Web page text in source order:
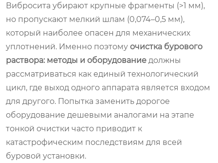
Вибросита убирают крупные фрагменты (>1 мм),
но пропускают мелкий шлам (0,074–0,5 мм),
который наиболее опасен для механических
уплотнений. Именно поэтому очистка бурового
раствора: методы и оборудование должны
рассматриваться как единый технологический
цикл, где выход одного аппарата является входом
для другого. Попытка заменить дорогое
оборудование дешевыми аналогами на этапе
тонкой очистки часто приводит к
катастрофическим последствиям для всей
буровой установки.